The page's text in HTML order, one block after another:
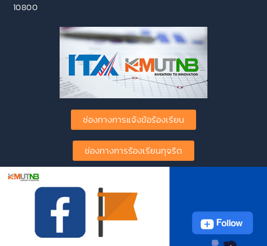
10800
ช่องทางการแจ้งข้อร้องเรียน
ช่องทางการร้องเรียนทุจริต